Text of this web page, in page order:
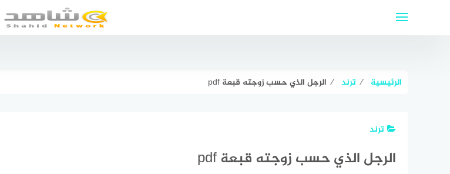
الرئيسية ⁄ ترند ⁄ الرجل الذي حسب زوجته قبعة pdf
ترند
الرجل الذي حسب زوجته قبعة pdf